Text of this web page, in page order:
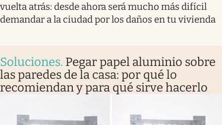
vuelta atrás: desde ahora será mucho más difícil
demandar a la ciudad por los daños en tu vivienda
Soluciones. Pegar papel aluminio sobre
las paredes de la casa: por qué lo
recomiendan y para qué sirve hacerlo